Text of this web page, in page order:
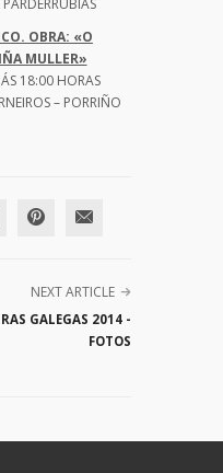
OBRA: «O
MULLER»
18:00 HORAS
– PORRIÑO
NEXT ARTICLE
GALEGAS 2014 -
FOTOS